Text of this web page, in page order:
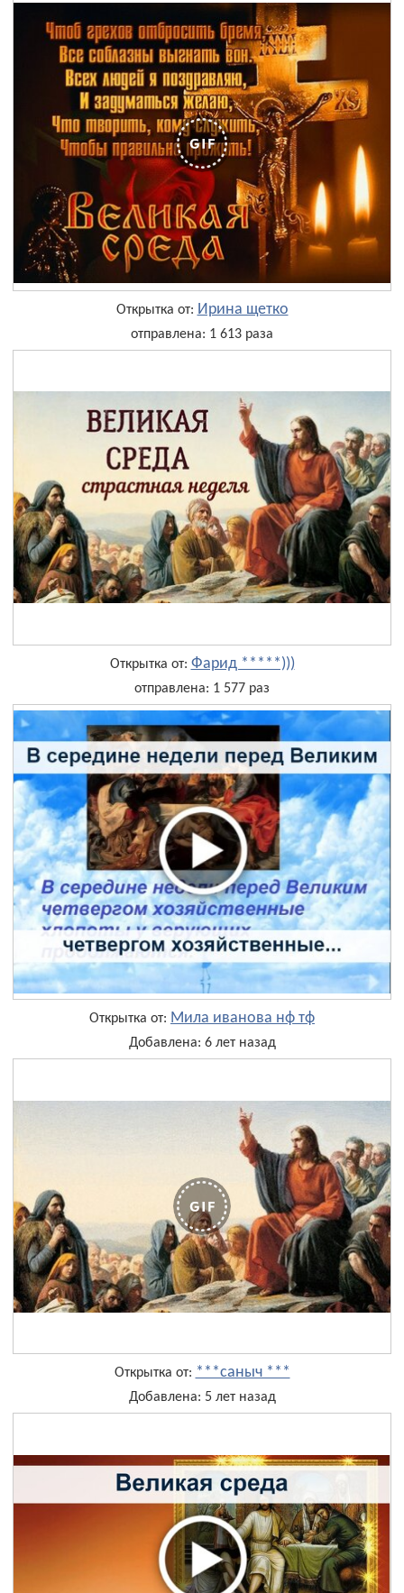
Открытка от: Ирина щетко
отправлена: 1 613 раза
Открытка от: Фарид *****)))
отправлена: 1 577 раз
Открытка от: Мила иванова нф тф
Добавлена: 6 лет назад
Открытка от: ***саныч ***
Добавлена: 5 лет назад